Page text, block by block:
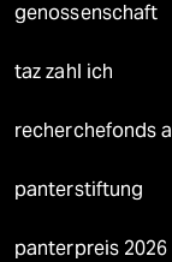
genossenschaft
taz zahl ich
recherchefonds
panterstiftung
panterpreis 2026